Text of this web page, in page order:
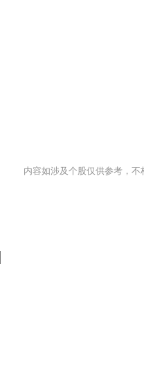
内容如涉及个股仅供参考，不